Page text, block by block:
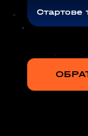
Стартове